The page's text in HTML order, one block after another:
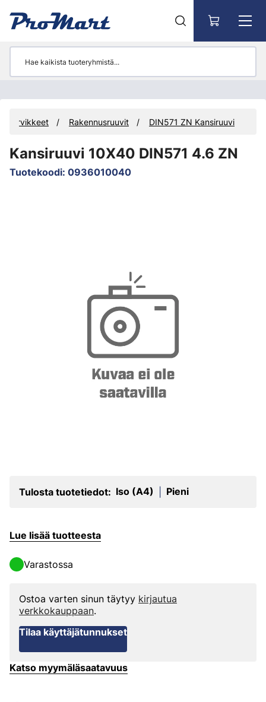
Rakennusruuvit DIN571 ZN Kansiruuvi
Kansiruuvi 10X40 DIN571 4.6 ZN
Tuotekoodi: 0936010040
Tulosta tuotetiedot: Iso (A4) Pieni
Lue lisää tuotteesta
Varastossa
Ostoa varten sinun täytyy kirjautua
verkkokauppaan.
Tilaa käyttäjätunnukset
Katso myymäläsaatavuus